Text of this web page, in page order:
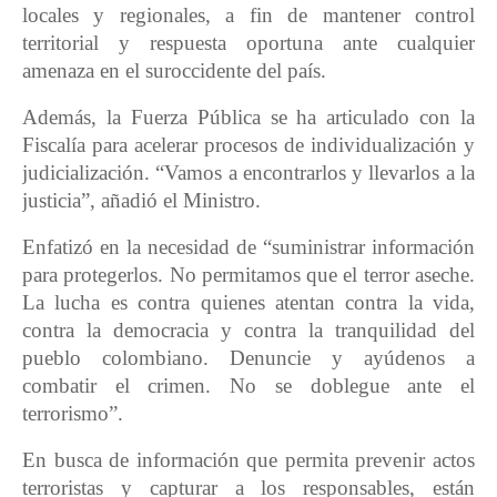
locales y regionales, a fin de mantener control
territorial y respuesta oportuna ante cualquier
amenaza en el suroccidente del país.
Además, la Fuerza Pública se ha articulado con la
Fiscalía para acelerar procesos de individualización y
judicialización. “Vamos a encontrarlos y llevarlos a la
justicia”, añadió el Ministro.
Enfatizó en la necesidad de “suministrar información
para protegerlos. No permitamos que el terror aseche.
La lucha es contra quienes atentan contra la vida,
contra la democracia y contra la tranquilidad del
pueblo colombiano. Denuncie y ayúdenos a
combatir el crimen. No se doblegue ante el
terrorismo”.
En busca de información que permita prevenir actos
terroristas y capturar a los responsables, están